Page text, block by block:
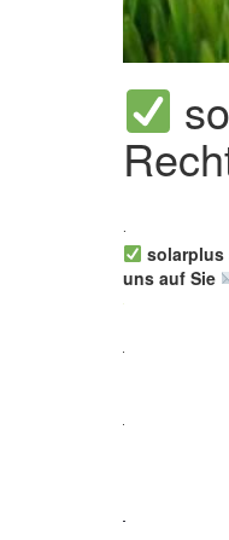
solarplus
uns auf Sie